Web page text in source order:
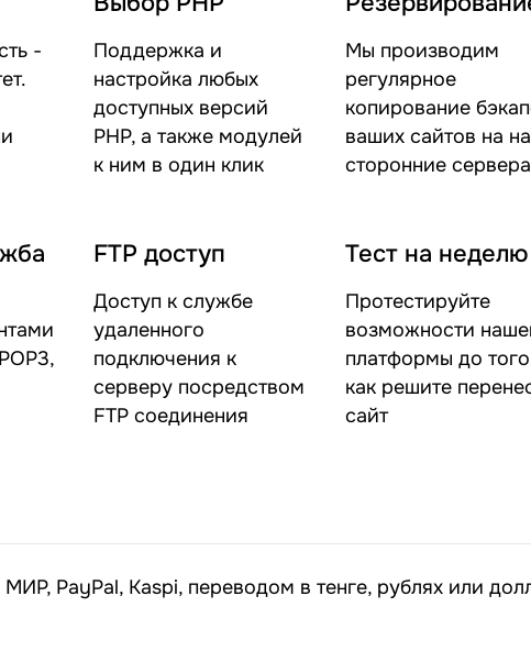
-
Поддержка и
настройка любых
доступных версий
PHP, а также модулей
к ним в один клик
Мы производим
регулярное
копирование
ваших сайтов на
сторонние сервера
FTP доступ
Доступ к службе
удаленного
подключения к
серверу посредством
FTP соединения
Тест на неделю
Протестируйте
возможности
платформы до
как решите
сайт
PayPal, Kaspi, переводом в тенге, рублях или